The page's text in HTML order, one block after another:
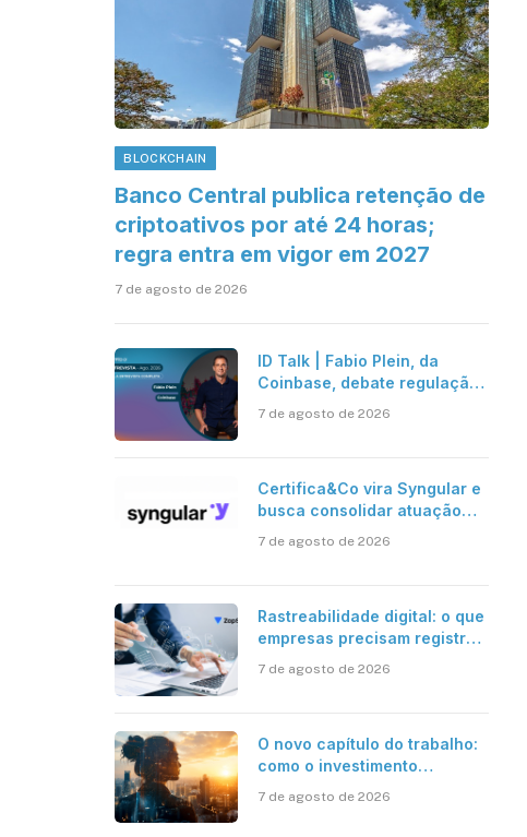
BLOCKCHAIN
Banco Central publica retenção de
criptoativos por até 24 horas;
regra entra em vigor em 2027
7 de agosto de 2026
ID Talk | Fabio Plein, da
Coinbase, debate regulação,
7 de agosto de 2026
Certifica&Co vira Syngular e
busca consolidar atuação
7 de agosto de 2026
Rastreabilidade digital: o que
empresas precisam registrar
7 de agosto de 2026
O novo capítulo do trabalho:
como o investimento
científica revela a
7 de agosto de 2026